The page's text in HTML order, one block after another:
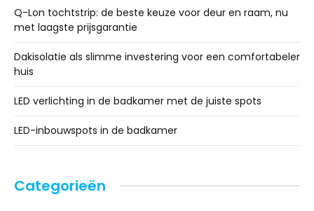
Q-Lon tochtstrip: de beste keuze voor deur en raam, nu
met laagste prijsgarantie
Dakisolatie als slimme investering voor een comfortabeler
huis
LED verlichting in de badkamer met de juiste spots
LED-inbouwspots in de badkamer
Categorieën